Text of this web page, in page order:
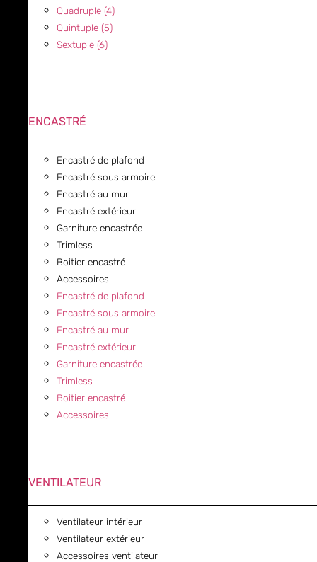
Quadruple (4)
Quintuple (5)
Sextuple (6)
ENCASTRÉ
Encastré de plafond
Encastré sous armoire
Encastré au mur
Encastré extérieur
Garniture encastrée
Trimless
Boitier encastré
Accessoires
Encastré de plafond
Encastré sous armoire
Encastré au mur
Encastré extérieur
Garniture encastrée
Trimless
Boitier encastré
Accessoires
VENTILATEUR
Ventilateur intérieur
Ventilateur extérieur
Accessoires ventilateur